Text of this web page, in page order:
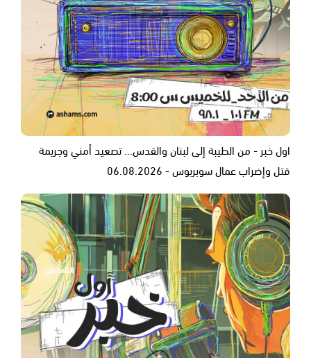
اول خبر - من الطيبة إلى لبنان والقدس... تصعيد أمني وجريمة
قتل وإضراب عمال سوبربوس - 06.08.2026